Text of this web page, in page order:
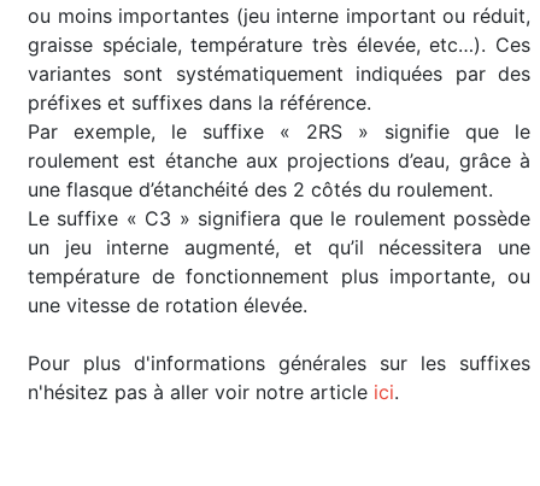
ou moins importantes (jeu interne important ou réduit,
graisse spéciale, température très élevée, etc…). Ces
variantes sont systématiquement indiquées par des
préfixes et suffixes dans la référence.
Par exemple, le suffixe « 2RS » signifie que le
roulement est étanche aux projections d’eau, grâce à
une flasque d’étanchéité des 2 côtés du roulement.
Le suffixe « C3 » signifiera que le roulement possède
un jeu interne augmenté, et qu’il nécessitera une
température de fonctionnement plus importante, ou
une vitesse de rotation élevée.
Pour plus d'informations générales sur les suffixes
n'hésitez pas à aller voir notre article ici.